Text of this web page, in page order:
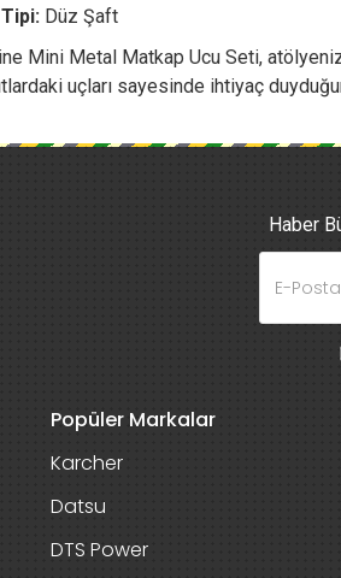
Düz Şaft
Mini Metal Matkap Ucu Seti,
uçları sayesinde ihtiyaç
Haber
Popüler Markalar
Karcher
Datsu
DTS Power